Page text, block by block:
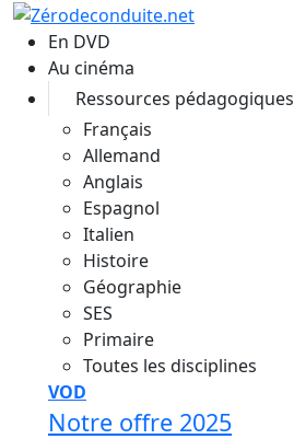
Aller au contenu principal
En DVD
Au cinéma
Ressources pédagogiques
Français
Allemand
Anglais
Espagnol
Italien
Histoire
Géographie
SES
Primaire
Toutes les disciplines
VOD
Notre offre 2025